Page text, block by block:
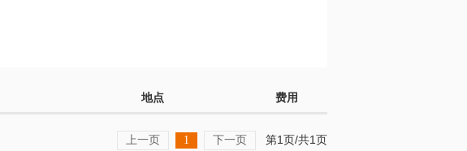
地点 费用
上一页 1 下一页 第1页/共1页